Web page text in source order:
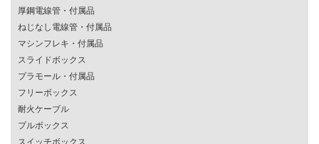
厚鋼電線管・付属品
ねじなし電線管・付属品
マシンフレキ・付属品
スライドボックス
プラモール・付属品
フリーボックス
耐火ケーブル
プルボックス
スイッチボックス